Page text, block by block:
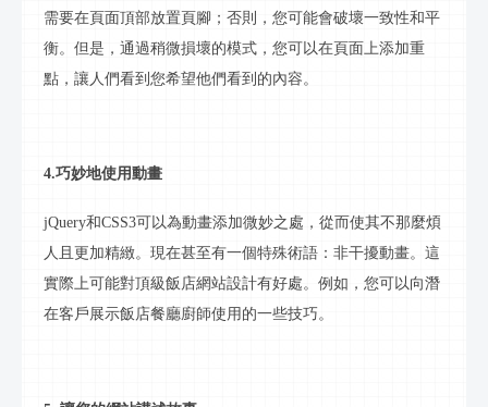
需要在頁面頂部放置頁腳；否則，您可能會破壞一致性和平
衡。但是，通過稍微損壞的模式，您可以在頁面上添加重
點，讓人們看到您希望他們看到的內容。
4.巧妙地使用動畫
jQuery和CSS3可以為動畫添加微妙之處，從而使其不那麼煩
人且更加精緻。現在甚至有一個特殊術語：非干擾動畫。這
實際上可能對頂級飯店網站設計有好處。例如，您可以向潛
在客戶展示飯店餐廳廚師使用的一些技巧。